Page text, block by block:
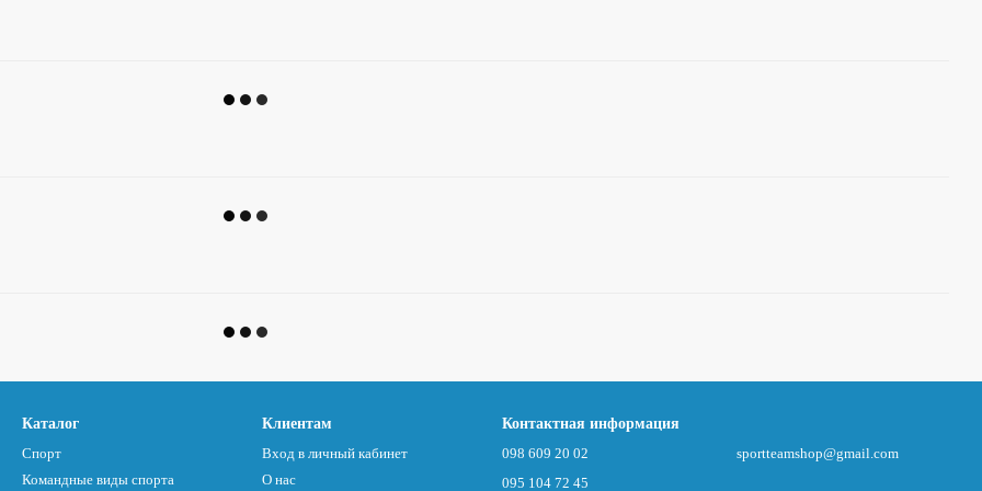
Каталог
Спорт
Командные виды спорта
Клиентам
Вход в личный кабинет
О нас
Контактная информация
098 609 20 02
095 104 72 45
sportteamshop@gmail.com